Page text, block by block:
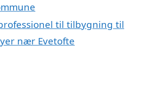
til tilbygning til
nær Evetofte